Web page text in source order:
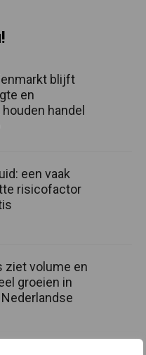
blijft
en
handel
een vaak
risicofactor
ziet volume en
groeien in